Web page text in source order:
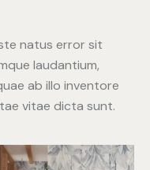
natus error sit
laudantium,
ab illo inventore
vitae dicta sunt.